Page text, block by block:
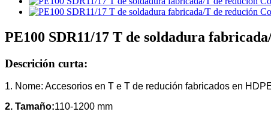
PE100 SDR11/17 T de soldadura
Descrición curta:
1. Nome: Accesorios en T e T de redución fabricados en
2. Tamaño:110-1200 mm